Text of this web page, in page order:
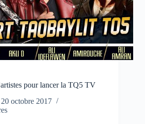
pour lancer la TQ5 TV
20 octobre 2017